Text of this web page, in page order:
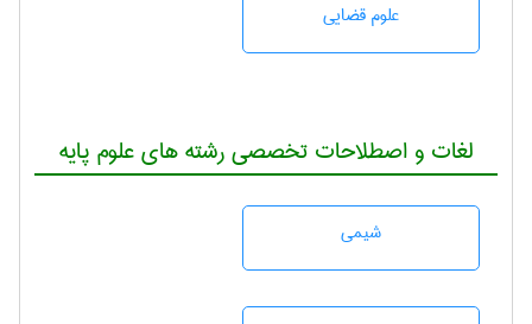
علوم قضایی
لغات و اصطلاحات تخصصی رشته های علوم پایه
شيمی